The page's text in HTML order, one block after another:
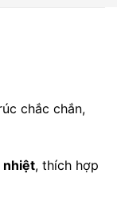
chắc chắn,
nhiệt, thích hợp